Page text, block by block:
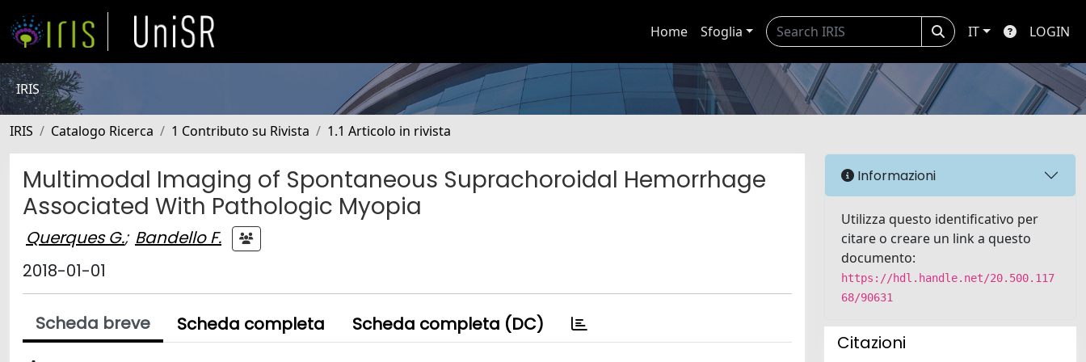
Home Sfoglia IT LOGIN
IRIS
IRIS Catalogo Ricerca 1 Contributo su Rivista 1.1 Articolo in rivista
Multimodal Imaging of Spontaneous Suprachoroidal Hemorrhage
Associated With Pathologic Myopia
Querques G.; Bandello F.
2018-01-01
Scheda breve Scheda completa Scheda completa (DC)
Informazioni
Utilizza questo identificativo per
citare o creare un link a questo
documento:
https://hdl.handle.net/20.500.117
68/90631
Citazioni